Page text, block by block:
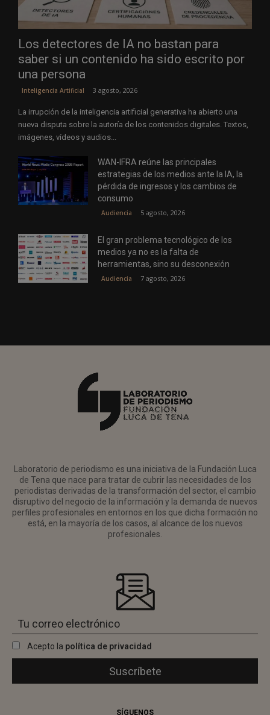
Los detectores de IA no bastan para
saber si un contenido ha sido escrito por
una persona
Inteligencia Artificial 3 agosto, 2026
La irrupción de la inteligencia artificial generativa ha abierto una
nueva disputa sobre la autoría de los contenidos digitales. Textos,
imágenes, vídeos y audios...
WAN-IFRA reúne las principales
estrategias de los medios ante la IA, la
pérdida de ingresos y los cambios de
consumo
Audiencia 5 agosto, 2026
El gran problema tecnológico de los
medios ya no es la falta de
herramientas, sino su desconexión
Audiencia 7 agosto, 2026
Laboratorio de periodismo es una iniciativa de la Fundación Luca
de Tena que nace para tratar de cubrir las necesidades de los
periodistas derivadas de la transformación del sector, el cambio
disruptivo del negocio de la información y la demanda de nuevos
perfiles profesionales en entornos en los que dicha formación no
está, en la mayoría de los casos, al alcance de los nuevos
profesionales.
Acepto la política de privacidad
SÍGUENOS